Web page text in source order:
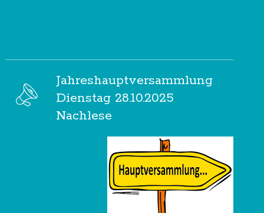
Jahreshauptversammlung
Dienstag 28.10.2025
Nachlese